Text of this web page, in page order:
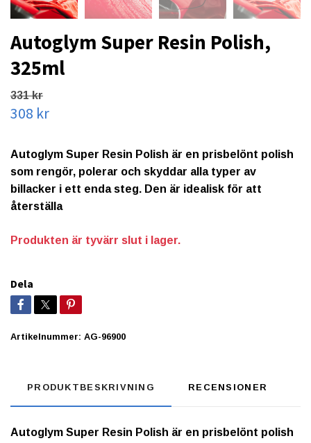
Autoglym Super Resin Polish,
325ml
331 kr
308 kr
Autoglym Super Resin Polish är en prisbelönt polish
som rengör, polerar och skyddar alla typer av
billacker i ett enda steg. Den är idealisk för att
återställa
Produkten är tyvärr slut i lager.
Dela
Artikelnummer: AG-96900
PRODUKTBESKRIVNING RECENSIONER
Autoglym Super Resin Polish är en prisbelönt polish